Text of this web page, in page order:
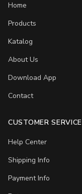
Home
Products
Katalog
About Us
Download App
Contact
CUSTOMER SERVICE
Help Center
Shipping Info
Payment Info